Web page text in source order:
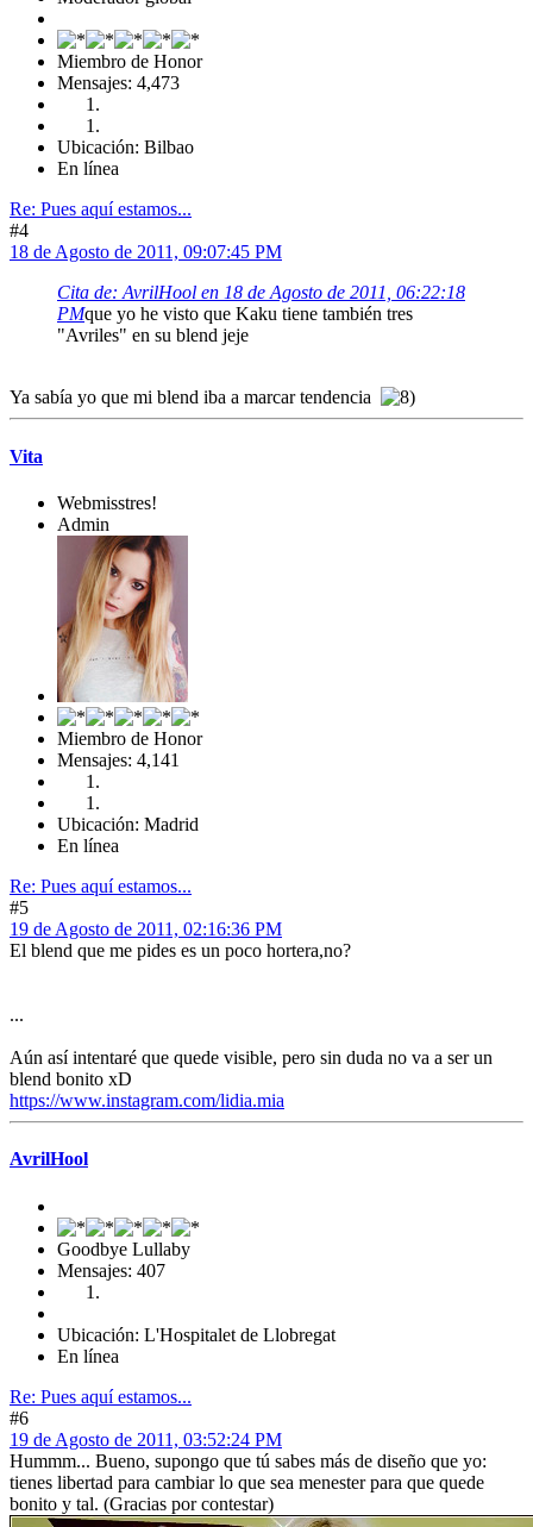
Miembro de Honor
Mensajes: 4,473
Ubicación: Bilbao
En línea
Re: Pues aquí estamos...
#4
18 de Agosto de 2011, 09:07:45 PM
Cita de: AvrilHool en 18 de Agosto de 2011, 06:22:18
PMque yo he visto que Kaku tiene también tres
"Avriles" en su blend jeje
Ya sabía yo que mi blend iba a marcar tendencia
Vita
Webmisstres!
Admin
Miembro de Honor
Mensajes: 4,141
Ubicación: Madrid
En línea
Re: Pues aquí estamos...
#5
19 de Agosto de 2011, 02:16:36 PM
El blend que me pides es un poco hortera,no?
...
Aún así intentaré que quede visible, pero sin duda no va a ser un
blend bonito xD
https://www.instagram.com/lidia.mia
AvrilHool
Goodbye Lullaby
Mensajes: 407
Ubicación: L'Hospitalet de Llobregat
En línea
Re: Pues aquí estamos...
#6
19 de Agosto de 2011, 03:52:24 PM
Hummm... Bueno, supongo que tú sabes más de diseño que yo:
tienes libertad para cambiar lo que sea menester para que quede
bonito y tal. (Gracias por contestar)